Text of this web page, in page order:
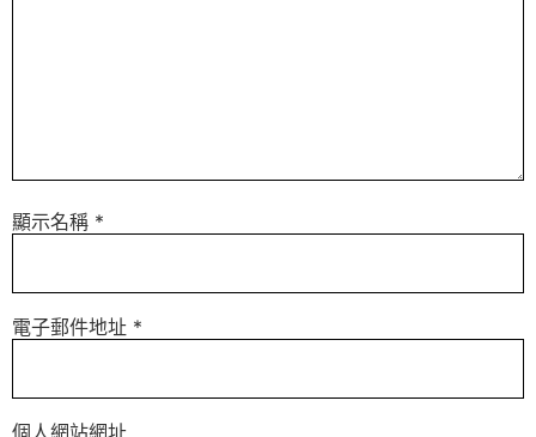
顯示名稱 *
電子郵件地址 *